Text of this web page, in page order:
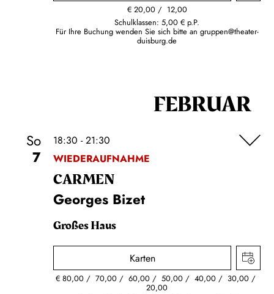
€ 20,00
12,00
Schulklassen: 5,00 € p.P.
Für Ihre Buchung wenden Sie sich bitte an gruppen@theater-
duisburg.de
FEBRUAR
So
7
18:30 - 21:30
WIEDERAUFNAHME
CARMEN
Georges Bizet
Großes Haus
Karten
€80,00 70,00 60,00 50,00 40,00 30,00
20,00